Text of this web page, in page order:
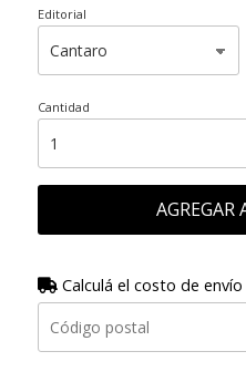
Editorial
Cantidad
AGREGAR
Calculá el costo de envío